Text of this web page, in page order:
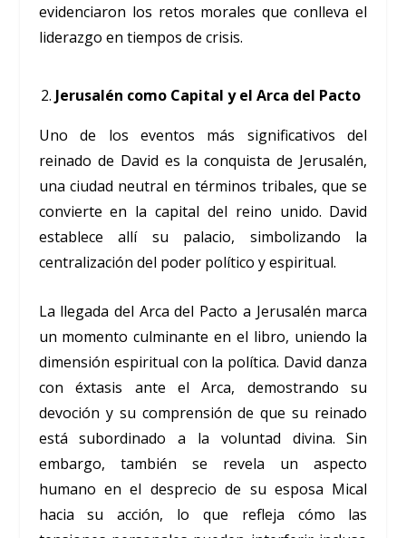
evidenciaron los retos morales que conlleva el
liderazgo en tiempos de crisis.
Jerusalén como Capital y el Arca del Pacto
Uno de los eventos más significativos del
reinado de David es la conquista de Jerusalén,
una ciudad neutral en términos tribales, que se
convierte en la capital del reino unido. David
establece allí su palacio, simbolizando la
centralización del poder político y espiritual.
La llegada del Arca del Pacto a Jerusalén marca
un momento culminante en el libro, uniendo la
dimensión espiritual con la política. David danza
con éxtasis ante el Arca, demostrando su
devoción y su comprensión de que su reinado
está subordinado a la voluntad divina. Sin
embargo, también se revela un aspecto
humano en el desprecio de su esposa Mical
hacia su acción, lo que refleja cómo las